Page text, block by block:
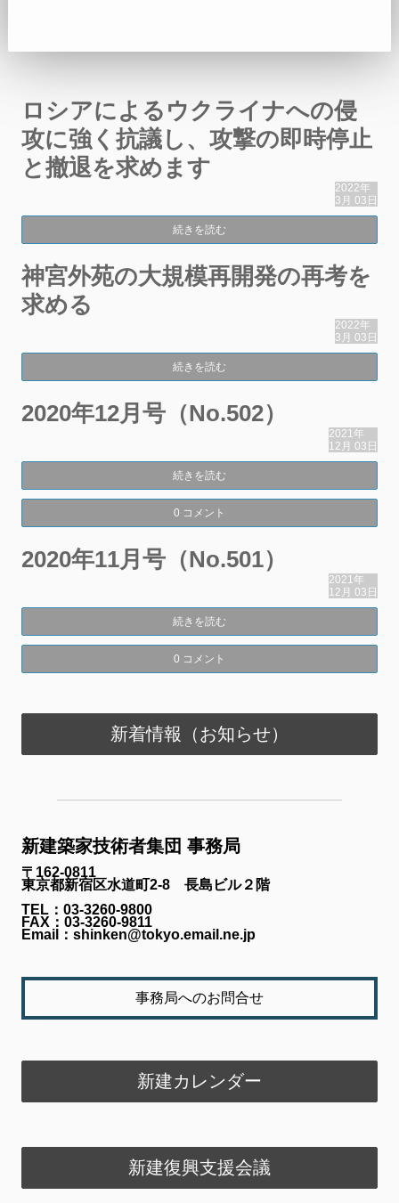
ロシアによるウクライナへの侵
攻に強く抗議し、攻撃の即時停止
と撤退を求めます
2022年
3月 03日
続きを読む
神宮外苑の大規模再開発の再考を
求める
2022年
3月 03日
続きを読む
2020年12月号（No.502）
2021年
12月 03日
続きを読む
0 コメント
2020年11月号（No.501）
2021年
12月 03日
続きを読む
0 コメント
新着情報（お知らせ）
新建築家技術者集団 事務局
〒162-0811
東京都新宿区水道町2-8 長島ビル２階
TEL：03-3260-9800
FAX：03-3260-9811
Email：shinken@tokyo.email.ne.jp
事務局へのお問合せ
新建カレンダー
新建復興支援会議